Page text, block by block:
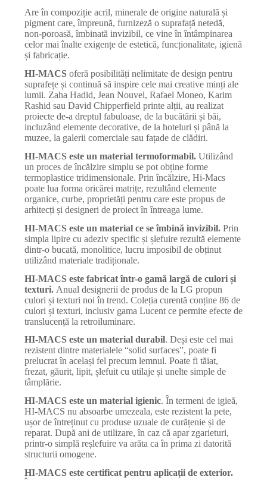
Are în compoziție acril, minerale de origine naturală și
pigment care, împreună, furnizeză o suprafață netedă,
non-poroasă, îmbinată invizibil, ce vine în întâmpinarea
celor mai înalte exigențe de estetică, funcționalitate, igienă
și fabricație.
HI-MACSoferă posibilități nelimitate de design pentru
suprafețe și continuă să inspire cele mai creative minți ale
lumii. Zaha Hadid, Jean Nouvel, Rafael Moneo, Karim
Rashid sau David Chipperfield printe alții, au realizat
proiecte de-a dreptul fabuloase, de la bucătării și băi,
incluzând elemente decorative, de la hoteluri și până la
muzee, la galerii comerciale sau fațade de clădiri.
HI-MACS este un material termoformabil. Utilizând
un proces de încălzire simplu se pot obține forme
termoplastice tridimensionale. Prin încălzire, Hi-Macs
poate lua forma oricărei matrițe, rezultând elemente
organice, curbe, proprietăți pentru care este propus de
arhitecți și designeri de proiect în întreaga lume.
HI-MACS este un material ce se îmbină invizibil. Prin
simpla lipire cu adeziv specific și șlefuire rezultă elemente
dintr-o bucată, monolitice, lucru imposibil de obținut
utilizând materiale tradiționale.
HI-MACS este fabricat într-o gamă largă de culori și
texturi. Anual designerii de produs de la LG propun
culori și texturi noi în trend. Coleția curentă conține 86 de
culori și texturi, inclusiv gama Lucent ce permite efecte de
translucență la retroiluminare.
HI-MACS este un material durabil. Deși este cel mai
rezistent dintre materialele “solid surfaces”, poate fi
prelucrat în același fel precum lemnul. Poate fi tăiat,
frezat, găurit, lipit, șlefuit cu utilaje și unelte simple de
tâmplărie.
HI-MACS este un material igienic. În termeni de igieă,
HI-MACS nu absoarbe umezeala, este rezistent la pete,
ușor de întreținut cu produse uzuale de curățenie și de
reparat. După ani de utilizare, în caz că apar zgarieturi,
printr-o simplă reșlefuire va arăta ca în prima zi datorită
structurii omogene.
HI-MACS este certificat pentru aplicații de exterior.